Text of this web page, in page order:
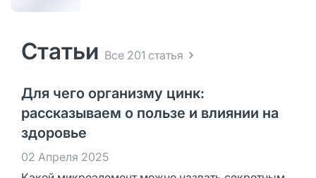
Статьи Все 201 статья
Для чего организму цинк:
рассказываем о пользе и влиянии на
здоровье
02 Апреля 2025